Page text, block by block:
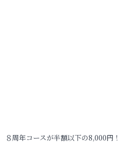
８周年コースが半額以下の8,000円！